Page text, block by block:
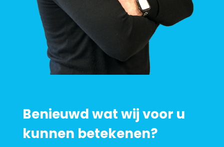
Benieuwd wat wij voor u
kunnen betekenen?